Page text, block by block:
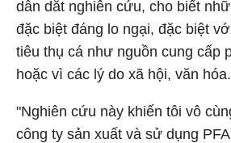
dẫn dắt nghiên cứu, cho biết
đặc biệt đáng lo ngại, đặc biệt
tiêu thụ cá như nguồn cung cấp
hoặc vì các lý do xã hội, văn hóa.
"Nghiên cứu này khiến tôi vô
công ty sản xuất và sử dụng